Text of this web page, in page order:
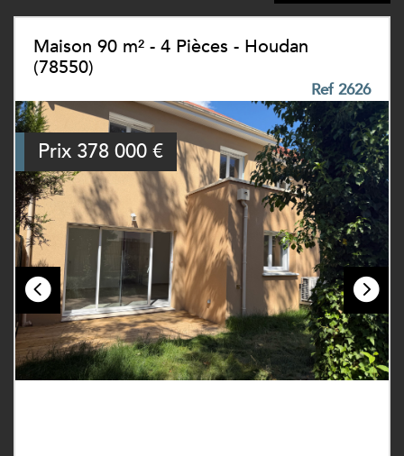
Maison 90 m² - 4 Pièces - Houdan
(78550)
Ref 2626
Prix 378 000 €